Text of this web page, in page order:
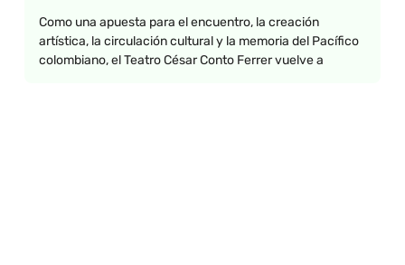
Como una apuesta para el encuentro, la creación
artística, la circulación cultural y la memoria del Pacífico
colombiano, el Teatro César Conto Ferrer vuelve a